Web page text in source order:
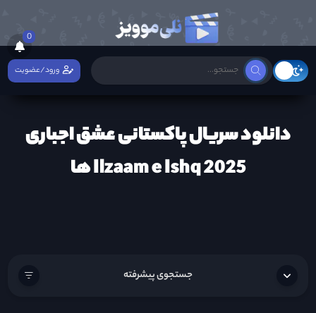
0
ورود/عضویت
دانلود سریال پاکستانی عشق اجباری
Ilzaam e Ishq 2025 ها
جستجوی پیشرفته